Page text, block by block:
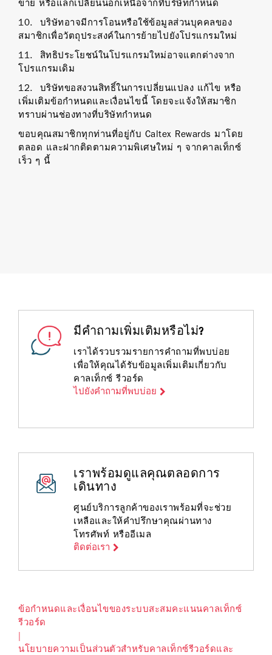
ขาย หรือแลกเปลี่ยนนอกเหนือจากที่บริษัทกำหนด
10. บริษัทอาจมีการโอนหรือใช้ข้อมูลส่วนบุคคลของ
สมาชิกเพื่อวัตถุประสงค์ในการย้ายไปยังโปรแกรมใหม่
11. สิทธิประโยชน์ในโปรแกรมใหม่อาจแตกต่างจาก
โปรแกรมเดิม
12. บริษัทขอสงวนสิทธิ์ในการเปลี่ยนแปลง แก้ไข หรือ
เพิ่มเติมข้อกำหนดและเงื่อนไขนี้ โดยจะแจ้งให้สมาชิก
ทราบผ่านช่องทางที่บริษัทกำหนด
ขอบคุณสมาชิกทุกท่านที่อยู่กับ Caltex Rewards มาโดย
ตลอด และฝากติดตามความพิเศษใหม่ ๆ จากคาลเท็กซ์
เร็ว ๆ นี้
มีคำถามเพิ่มเติมหรือไม่?
เราได้รวบรวมรายการคำถามที่พบบ่อย
เพื่อให้คุณได้รับข้อมูลเพิ่มเติมเกี่ยวกับ
คาลเท็กซ์ รีวอร์ด
ไปยังคำถามที่พบบ่อย
เราพร้อมดูแลคุณตลอดการ
เดินทาง
ศูนย์บริการลูกค้าของเราพร้อมที่จะช่วย
เหลือและให้คำปรึกษาคุณผ่านทาง
โทรศัพท์ หรืออีเมล
ติดต่อเรา
ข้อกำหนดและเงื่อนไขของระบบสะสมคะแนนคาลเท็กซ์
รีวอร์ด
|
นโยบายความเป็นส่วนตัวสำหรับคาลเท็กซ์รีวอร์ดและ